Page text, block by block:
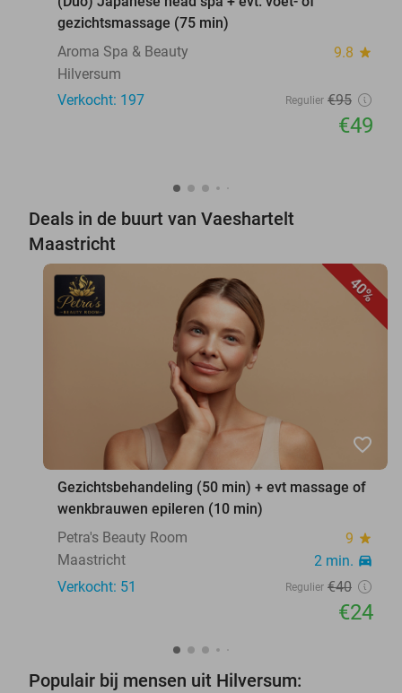
gezichtsmassage (75 min)
Aroma Spa & Beauty
9.8 star
Hilversum
Verkocht: 197
Regulier €95
€49
Deals in de buurt van Vaeshartelt
Maastricht
40%
favorite_border
Gezichtsbehandeling (50 min) + evt massage of
wenkbrauwen epileren (10 min)
Petra's Beauty Room
9 star
Maastricht 2 min. directions_car
Verkocht: 51 Regulier €40
€24
Populair bij mensen uit Hilversum: